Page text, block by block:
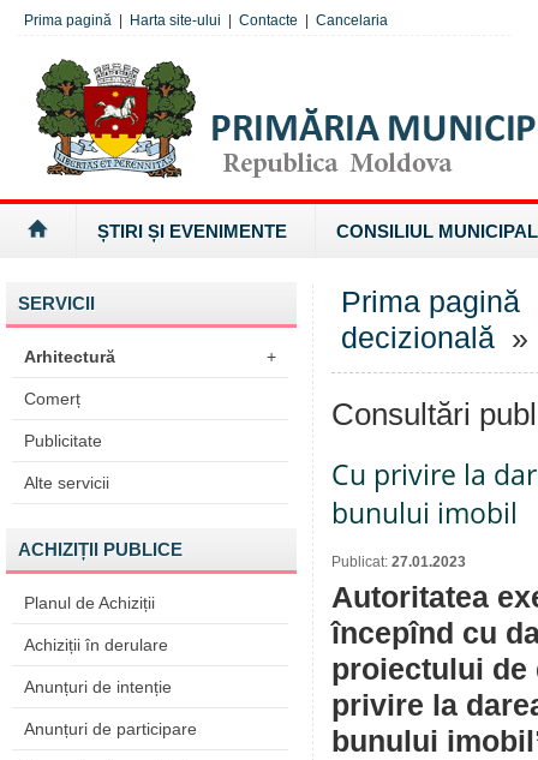
Prima pagină Harta site-ului Contacte Cancelaria
ȘTIRI ȘI EVENIMENTE CONSILIUL MUNICIPAL
SERVICII
Arhitectură +
Comerț
Publicitate
Alte servicii
ACHIZIȚII PUBLICE
Planul de Achiziții
Achiziții în derulare
Anunțuri de intenție
Anunțuri de participare
Prima pagină
decizională »
Consultări
Cu privire la
bunului imobil
Publicat: 27.01.2023
Autoritatea
începînd cu
proiectului de
privire la
bunului